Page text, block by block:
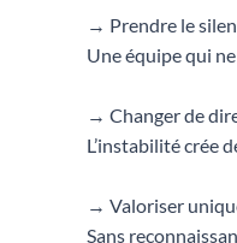
→ Prendre le
Une équipe qui
→ Changer de
L’instabilité crée
→ Valoriser
Sans